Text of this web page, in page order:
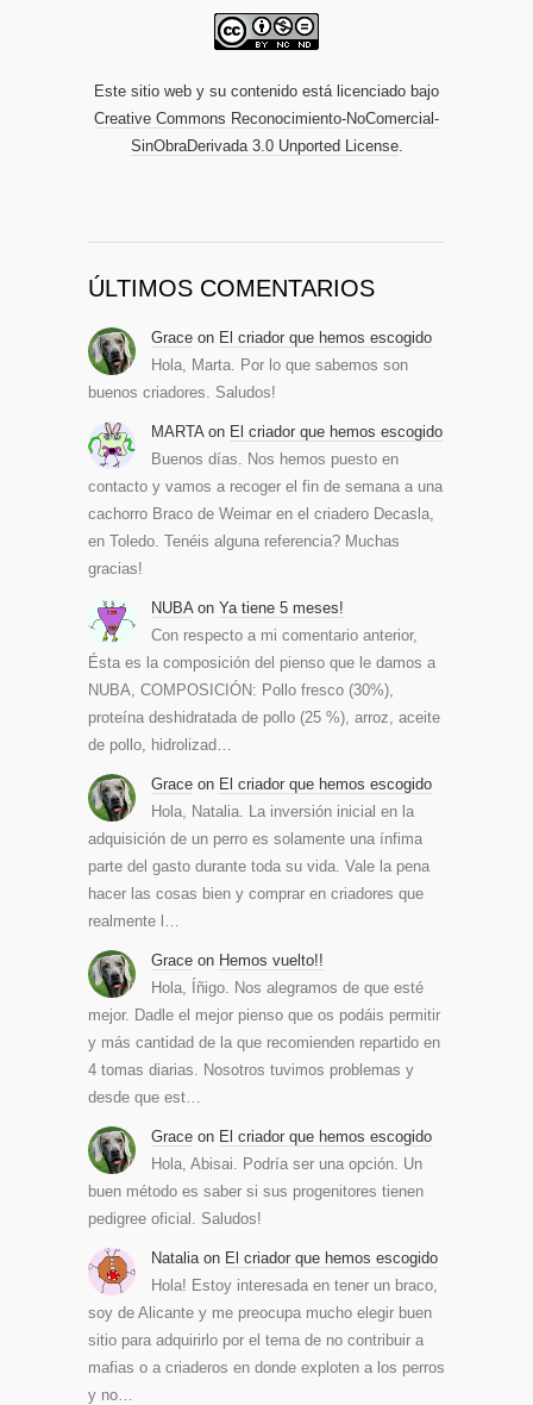
Este sitio web y su contenido está licenciado bajo
Creative Commons Reconocimiento-NoComercial-
SinObraDerivada 3.0 Unported License.
ÚLTIMOS COMENTARIOS
Grace on El criador que hemos escogido
Hola, Marta. Por lo que sabemos son
buenos criadores. Saludos!
MARTA on El criador que hemos escogido
Buenos días. Nos hemos puesto en
contacto y vamos a recoger el fin de semana a una
cachorro Braco de Weimar en el criadero Decasla,
en Toledo. Tenéis alguna referencia? Muchas
gracias!
NUBA on Ya tiene 5 meses!
Con respecto a mi comentario anterior,
Ésta es la composición del pienso que le damos a
NUBA, COMPOSICIÓN: Pollo fresco (30%),
proteína deshidratada de pollo (25 %), arroz, aceite
de pollo, hidrolizad…
Grace on El criador que hemos escogido
Hola, Natalia. La inversión inicial en la
adquisición de un perro es solamente una ínfima
parte del gasto durante toda su vida. Vale la pena
hacer las cosas bien y comprar en criadores que
realmente l…
Grace on Hemos vuelto!!
Hola, Íñigo. Nos alegramos de que esté
mejor. Dadle el mejor pienso que os podáis permitir
y más cantidad de la que recomienden repartido en
4 tomas diarias. Nosotros tuvimos problemas y
desde que est…
Grace on El criador que hemos escogido
Hola, Abisai. Podría ser una opción. Un
buen método es saber si sus progenitores tienen
pedigree oficial. Saludos!
Natalia on El criador que hemos escogido
Hola! Estoy interesada en tener un braco,
soy de Alicante y me preocupa mucho elegir buen
sitio para adquirirlo por el tema de no contribuir a
mafias o a criaderos en donde exploten a los perros
y no…